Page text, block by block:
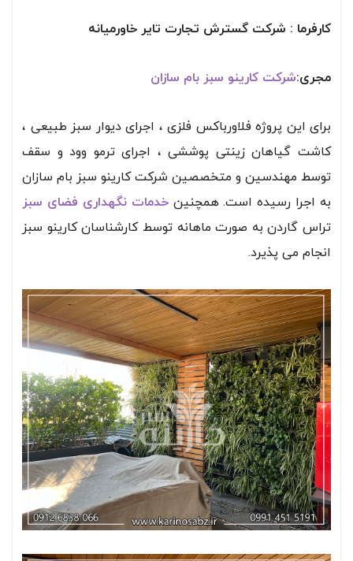
کارفرما : شرکت گسترش تجارت تایر خاورمیانه
مجری:شرکت کارینو سبز بام سازان
برای این پروژه فلاورباکس فلزی ، اجرای دیوار سبز طبیعی ،
کاشت گیاهان زینتی پوششی ، اجرای ترمو وود و سقف
توسط مهندسین و متخصصین شرکت کارینو سبز بام سازان
به اجرا رسیده است. همچنینخدمات نگهداری فضای سبز
تراس گاردن به صورت ماهانه توسط کارشناسان کارینو سبز
انجام می پذیرد.